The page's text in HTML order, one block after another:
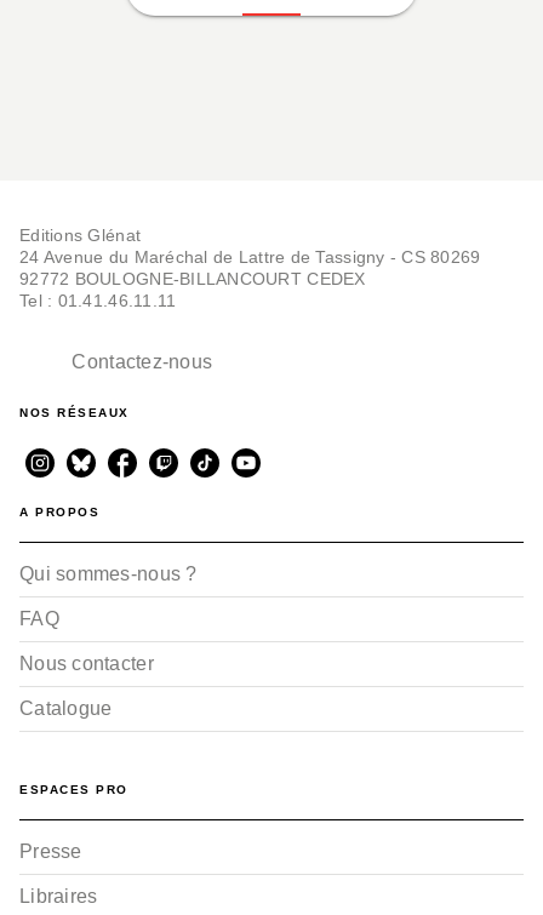
Editions Glénat
24 Avenue du Maréchal de Lattre de Tassigny - CS 80269
92772 BOULOGNE-BILLANCOURT CEDEX
Tel : 01.41.46.11.11
Contactez-nous
NOS RÉSEAUX
A PROPOS
Qui sommes-nous ?
FAQ
Nous contacter
Catalogue
ESPACES PRO
Presse
Libraires